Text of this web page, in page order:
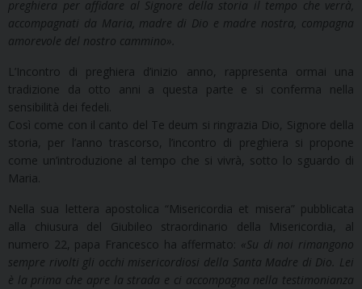
preghiera per affidare al Signore della storia il tempo che verrà,
accompagnati da Maria, madre di Dio e madre nostra, compagna
amorevole del nostro cammino».
L’Incontro di preghiera d’inizio anno, rappresenta ormai una
tradizione da otto anni a questa parte e si conferma nella
sensibilità dei fedeli.
Così come con il canto del Te deum si ringrazia Dio, Signore della
storia, per l’anno trascorso, l’incontro di preghiera si propone
come un’introduzione al tempo che si vivrà, sotto lo sguardo di
Maria.
Nella sua lettera apostolica “Misericordia et misera” pubblicata
alla chiusura del Giubileo straordinario della Misericordia, al
numero 22, papa Francesco ha affermato: «Su di noi rimangono
sempre rivolti gli occhi misericordiosi della Santa Madre di Dio. Lei
è la prima che apre la strada e ci accompagna nella testimonianza